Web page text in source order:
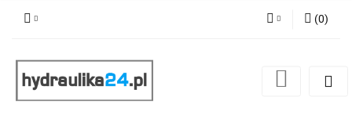
Zarejestruj się
(0)